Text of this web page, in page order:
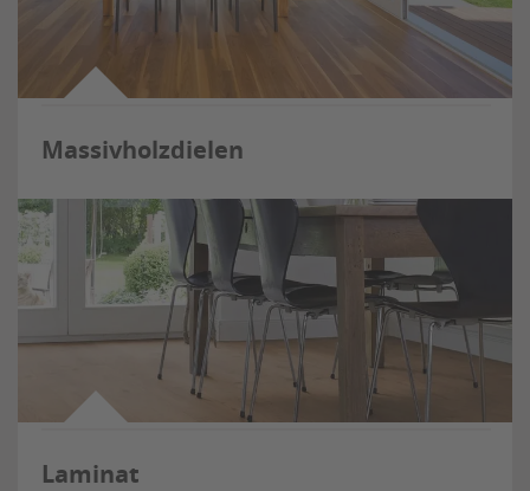
Massivholzdielen
Laminat